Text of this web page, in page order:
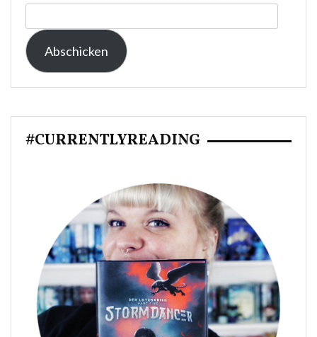
Mail-
Adresse:
Abschicken
#CURRENTLYREADING